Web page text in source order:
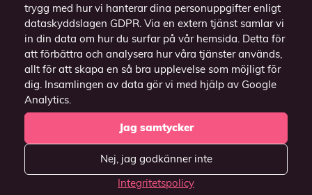
trygg med hur vi hanterar dina personuppgifter enligt
dataskyddslagen GDPR. Via en extern tjänst samlar vi
in din data om hur du surfar på vår hemsida. Detta för
att förbättra och analysera hur våra tjänster används,
allt för att skapa en så bra upplevelse som möjligt för
dig. Insamlingen av data gör vi med hjälp av Google
Analytics.
Jag samtycker
Nej, jag godkänner inte
Integritetspolicy
Har du en
Chromecast / Android
TV?
Casta över till TV:n
genom att
högerklicka på
videon och välj
"Casta" och välj
din enhet.
Har du en Apple TV?
Casta genom
knappen
på
videospelaren och
(Funkar endast i
webbläsaren Safari)